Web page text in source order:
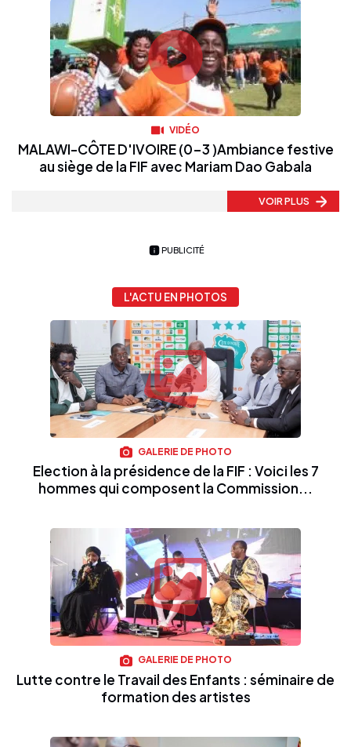
VIDÉO
MALAWI-CÔTE D'IVOIRE (0-3 )Ambiance festive
au siège de la FIF avec Mariam Dao Gabala
VOIR PLUS
PUBLICITÉ
L'ACTU EN PHOTOS
GALERIE DE PHOTO
Election à la présidence de la FIF : Voici les 7
hommes qui composent la Commission...
GALERIE DE PHOTO
Lutte contre le Travail des Enfants : séminaire de
formation des artistes